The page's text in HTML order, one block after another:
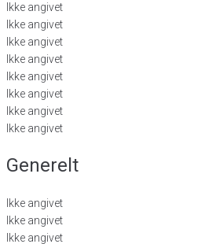
Ikke angivet
Ikke angivet
Ikke angivet
Ikke angivet
Ikke angivet
Ikke angivet
Ikke angivet
Ikke angivet
Generelt
Ikke angivet
Ikke angivet
Ikke angivet